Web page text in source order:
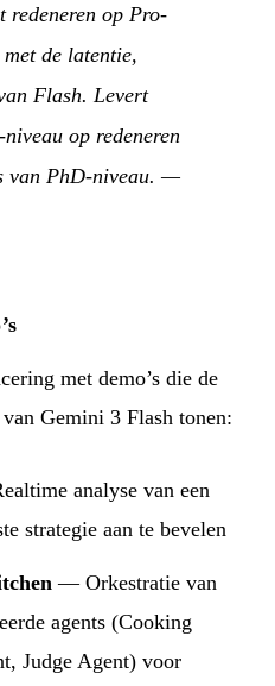
redeneren op Pro-
de latentie,
Flash. Levert
op redeneren
van PhD-niveau. —
met demo’s die de
Gemini 3 Flash tonen:
analyse van een
strategie aan te bevelen
— Orkestratie van
agents (Cooking
Judge Agent) voor